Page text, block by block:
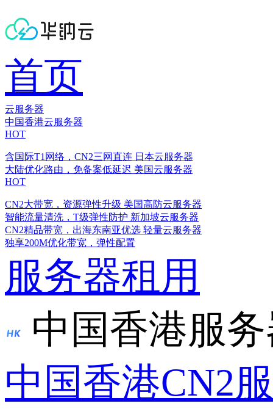
首页
云服务器
中国香港云服务器
HOT
含国际T1网络，CN2三网直连 日本云服务器
大陆优化路由，免备案低延迟 美国云服务器
HOT
CN2大带宽，资源弹性升级 美国高防云服务器
智能流量清洗，T级弹性防护 新加坡云服务器
CN2精品带宽，出海东南亚优选 轻量云服务器
独享200M优化带宽，弹性配置
服务器租用
中国香港服
中国香港CN2